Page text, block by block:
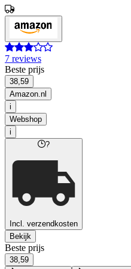
7 reviews
Beste prijs
38,59
Amazon.nl
i
Webshop
i
?
Incl. verzendkosten
Bekijk
Beste prijs
38,59